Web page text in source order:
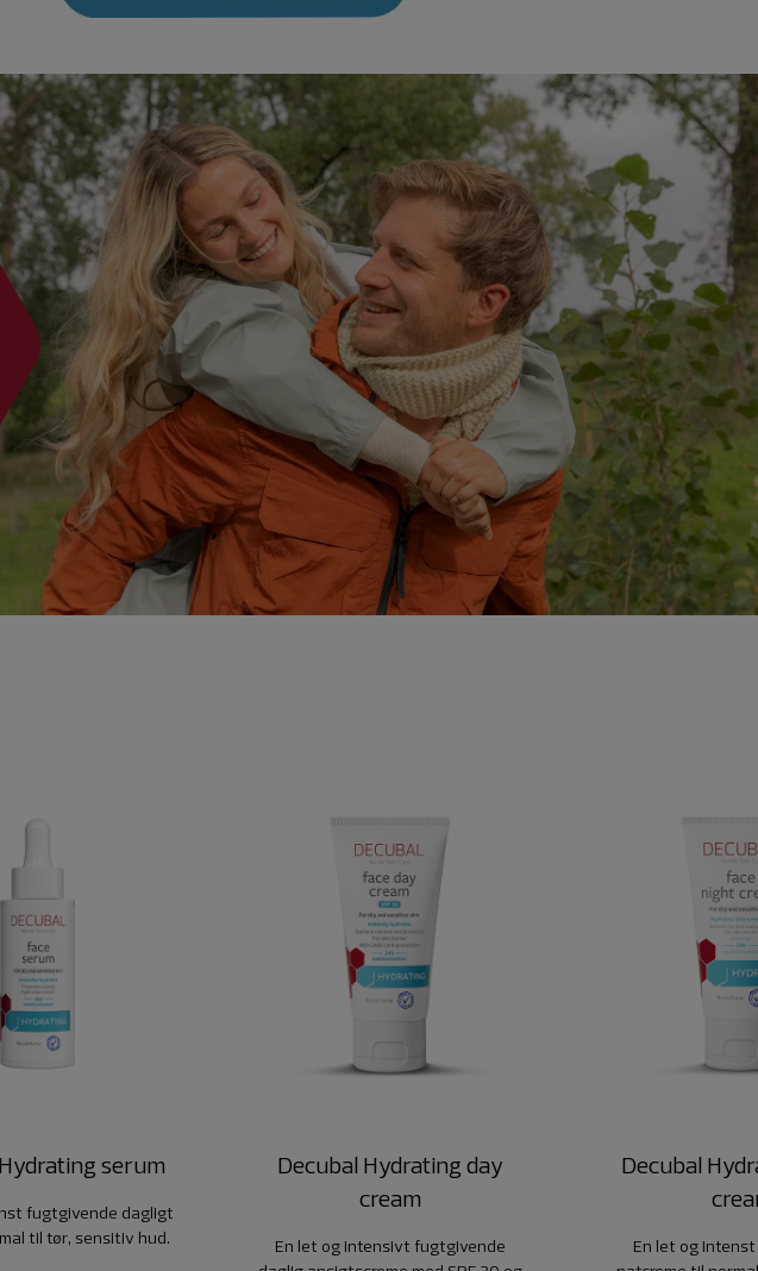
serum
fugtgivende dagligt
til tør, sensitiv hud.
Decubal Hydrating day
cream
En let og intensivt fugtgivende
Decubal
En let og